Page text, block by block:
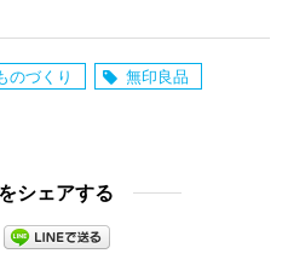
のづくり 無印良品
シェアする